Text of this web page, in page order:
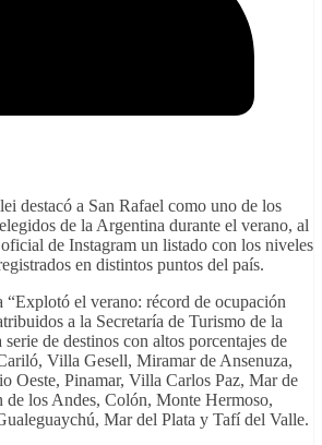
destacó a San Rafael como uno de los
de la Argentina durante el verano, al
de Instagram un listado con los niveles
en distintos puntos del país.
el verano: récord de ocupación
a la Secretaría de Turismo de la
de destinos con altos porcentajes de
Villa Gesell, Miramar de Ansenuza,
Oeste, Pinamar, Villa Carlos Paz, Mar de
de los Andes, Colón, Monte Hermoso,
Mar del Plata y Tafí del Valle.